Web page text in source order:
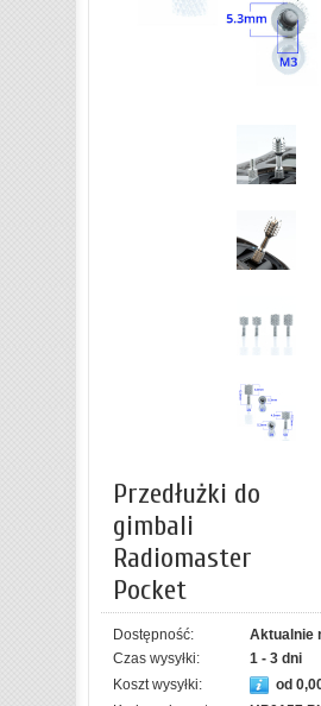
Przedłużki do
gimbali
Radiomaster
Pocket
Dostępność:
Aktualnie
Czas wysyłki:
1 - 3 dni
Koszt wysyłki:
od